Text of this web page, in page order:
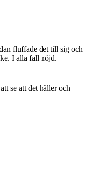
fluffade det till sig och
I alla fall nöjd.
se att det håller och